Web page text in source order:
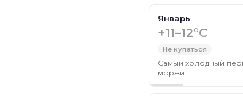
Январь
+11–12°C
Не купаться
Самый холодный
моржи.